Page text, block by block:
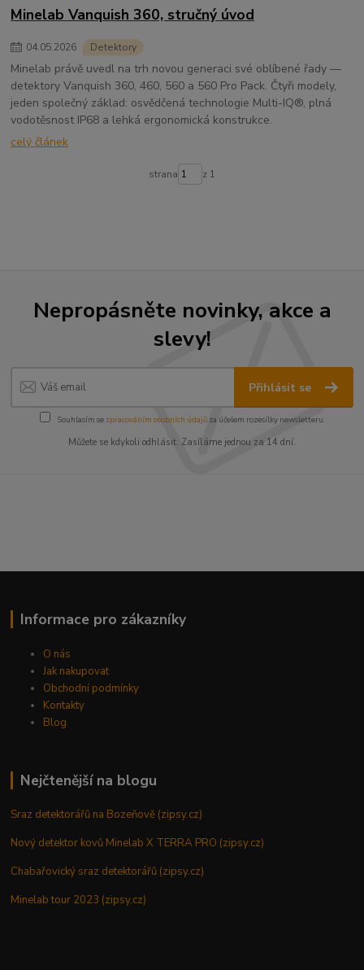
Minelab Vanquish 360, stručný úvod
04.05.2026 Detektory
Minelab právě uvedl na trh novou generaci své oblíbené řady —
detektory Vanquish 360, 460, 560 a 560 Pro Pack. Čtyři modely,
jeden společný základ: osvědčená technologie Multi-IQ®, plná
vodotěsnost IP68 a lehká ergonomická konstrukce.
celý článek
strana z 1
Nepropásněte novinky, akce a
slevy!
Přihlásit se
Souhlasím se zpracováním osobních údajůza účelem rozesílky newsletteru.
Můžete se kdykoli odhlásit. Zasíláme jednou za 14 dní.
Informace pro zákazníky
O nás
Jak nakupovat
Obchodní podmínky
Kontakty
Blog
Nejčtenější na blogu
Sraz detektorářů na Bozeňově (zipsy.cz)
Nový detektor kovů Minelab X TERRA PRO (zipsy.cz)
Chabařovický sraz detektorářů (zipsy.cz)
Minelab tour 2023 (zipsy.cz)